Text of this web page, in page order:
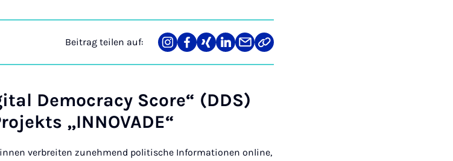
Beitrag teilen auf:
Teilen
auf
Teilen
auf
Teilen
auf
Teilen
auf
Teilen
über
Mail
Link
kopieren
Democracy Score“ (DDS)
„INNOVADE“
verbreiten zunehmend politische Informationen online,